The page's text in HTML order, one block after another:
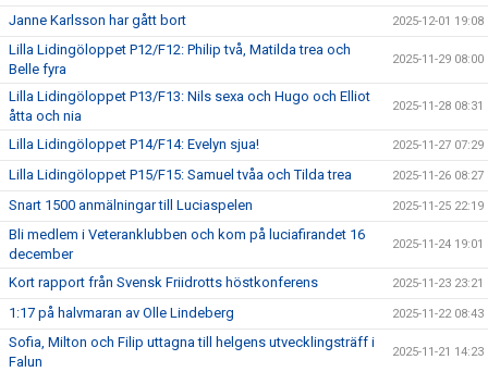
Janne Karlsson har gått bort 2025-12-01 19:08
Lilla Lidingöloppet P12/F12: Philip två, Matilda trea och
Belle fyra
2025-11-29 08:00
Lilla Lidingöloppet P13/F13: Nils sexa och Hugo och Elliot
åtta och nia
2025-11-28 08:31
Lilla Lidingöloppet P14/F14: Evelyn sjua! 2025-11-27 07:29
Lilla Lidingöloppet P15/F15: Samuel tvåa och Tilda trea 2025-11-26 08:27
Snart 1500 anmälningar till Luciaspelen 2025-11-25 22:19
Bli medlem i Veteranklubben och kom på luciafirandet 16
december
2025-11-24 19:01
Kort rapport från Svensk Friidrotts höstkonferens 2025-11-23 23:21
1:17 på halvmaran av Olle Lindeberg 2025-11-22 08:43
Sofia, Milton och Filip uttagna till helgens utvecklingsträff i
Falun
2025-11-21 14:23